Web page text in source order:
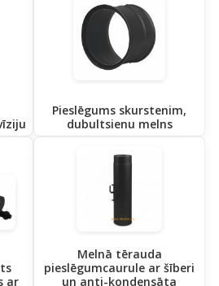
Pieslēgums skurstenim,
dubultsienu melns
ar
Melnā tērauda
pieslēgumcaurule ar šīberi
un anti-kondensāta